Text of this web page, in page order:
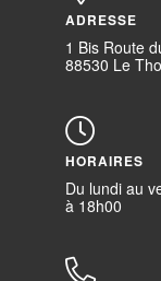
ADRESSE
1 Bis Route
88530 Le
HORAIRES
Du lundi au
à 18h00